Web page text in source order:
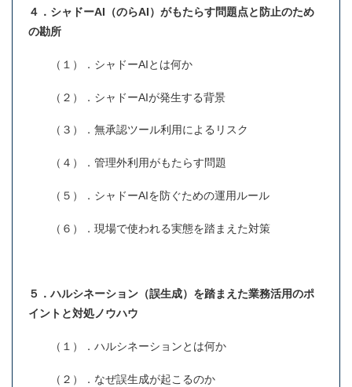
４．シャドーAI（のらAI）がもたらす問題点と防止のため
の勘所
（１）．シャドーAIとは何か
（２）．シャドーAIが発生する背景
（３）．無承認ツール利用によるリスク
（４）．管理外利用がもたらす問題
（５）．シャドーAIを防ぐための運用ルール
（６）．現場で使われる実態を踏まえた対策
５．ハルシネーション（誤生成）を踏まえた業務活用のポ
イントと対処ノウハウ
（１）．ハルシネーションとは何か
（２）．なぜ誤生成が起こるのか